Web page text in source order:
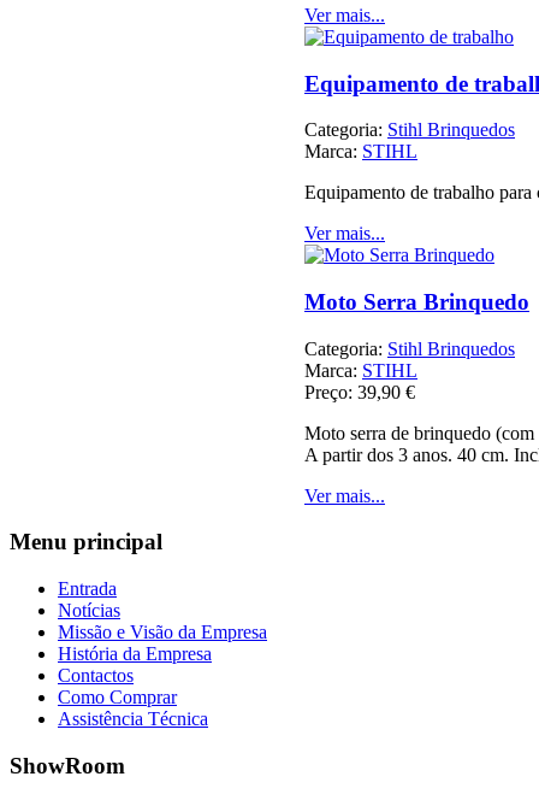
Ver mais...
Equipamento de
Categoria: Stihl Brinquedos
Marca: STIHL
Equipamento de trabalho para
Ver mais...
Moto Serra Brinquedo
Categoria: Stihl Brinquedos
Marca: STIHL
Preço: 39,90 €
Moto serra de brinquedo (com
A partir dos 3 anos. 40 cm.
Ver mais...
Menu principal
Entrada
Notícias
Missão e Visão da Empresa
História da Empresa
Contactos
Como Comprar
Assistência Técnica
ShowRoom